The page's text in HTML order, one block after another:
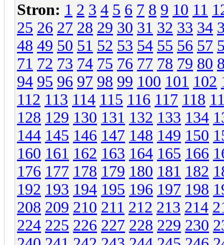
Stron: 1 2 3 4 5 6 7 8 9 10 11
25 26 27 28 29 30 31 32 33 34
48 49 50 51 52 53 54 55 56 57
71 72 73 74 75 76 77 78 79 80
94 95 96 97 98 99 100 101 102
112 113 114 115 116 117 118
128 129 130 131 132 133 134
144 145 146 147 148 149 150
160 161 162 163 164 165 166
176 177 178 179 180 181 182
192 193 194 195 196 197 198
208 209 210 211 212 213 214
224 225 226 227 228 229 230